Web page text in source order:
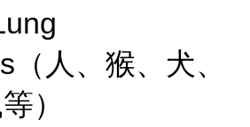
人、猴、犬、
）